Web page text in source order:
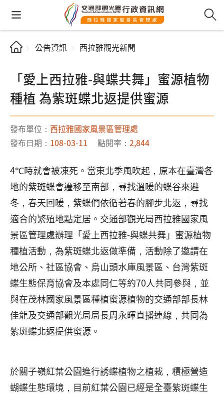
公告資訊 西拉雅觀光新聞
「愛上西拉雅-與蝶共舞」蜜源植物
種植 為紫斑蝶北返提供蜜源
發布單位： 西拉雅國家風景區管理處
發布日期： 108-03-11 點閱率： 2,844
4℃時就會被凍死。當東北季風吹起，原本在臺灣各
地的紫斑蝶會遷移至南部，尋找溫暖的蝶谷來避
冬，春天回暖，紫蝶們依循著春的腳步北返，尋找
適合的繁殖地點定居。交通部觀光局西拉雅國家風
景區管理處辦理「愛上西拉雅-與蝶共舞」蜜源植物
種植活動，為紫斑蝶北返做準備，活動除了邀請在
地公所、社區協會、烏山頭水庫風景區、台灣紫斑
蝶生態保育協會及本處同仁等約70人共同參與，並
與在茂林國家風景區種植蜜源植物的交通部部長林
佳龍及交通部觀光局局長周永暉直播連線，共同為
紫斑蝶北返提供蜜源。
於關子嶺紅葉公園進行誘蝶植物之植栽，積極營造
蝴蝶生態環境，目前紅葉公園已經是全臺紫斑蝶生